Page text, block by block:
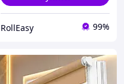
RollEasy 99%